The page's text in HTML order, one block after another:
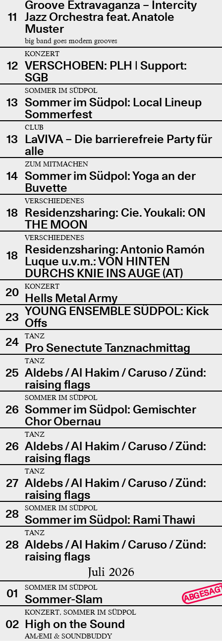
11
Groove Extravaganza – Intercity
Jazz Orchestra feat. Anatole
Muster
big band goes modern grooves
12
KONZERT
VERSCHOBEN: PLH | Support:
SGB
13
SOMMER IM SÜDPOL
Sommer im Südpol: Local Lineup
Sommerfest
13
CLUB
LaVIVA – Die barrierefreie Party für
alle
14
ZUM MITMACHEN
Sommer im Südpol: Yoga an der
Buvette
18
VERSCHIEDENES
Residenzsharing: Cie. Youkali: ON
THE MOON
18
VERSCHIEDENES
Residenzsharing: Antonio Ramón
Luque u.v.m.: VON HINTEN
DURCHS KNIE INS AUGE (AT)
20
KONZERT
Hells Metal Army
23 YOUNG ENSEMBLE SÜDPOL: Kick
Offs
24
TANZ
Pro Senectute Tanznachmittag
25
TANZ
Aldebs / Al Hakim / Caruso / Zünd:
raising flags
26
SOMMER IM SÜDPOL
Sommer im Südpol: Gemischter
Chor Obernau
26
TANZ
Aldebs / Al Hakim / Caruso / Zünd:
raising flags
27
TANZ
Aldebs / Al Hakim / Caruso / Zünd:
raising flags
28
SOMMER IM SÜDPOL
Sommer im Südpol: Rami Thawi
28
TANZ
Aldebs / Al Hakim / Caruso / Zünd:
raising flags
Juli 2026
01 SOMMER IM SÜDPOL
Sommer-Slam
02
KONZERT, SOMMER IM SÜDPOL
High on the Sound
AMÆMI & SOUNDBUDDY